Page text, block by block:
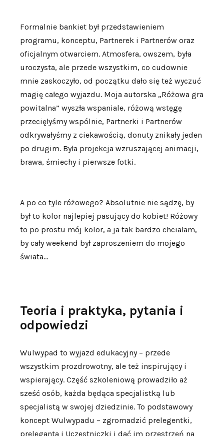
Formalnie bankiet był przedstawieniem
programu, konceptu, Partnerek i Partnerów oraz
oficjalnym otwarciem. Atmosfera, owszem, była
uroczysta, ale przede wszystkim, co cudownie
mnie zaskoczyło, od początku dało się też wyczuć
magię całego wyjazdu. Moja autorska „Różowa gra
powitalna” wyszła wspaniale, różową wstęgę
przecięłyśmy wspólnie, Partnerki i Partnerów
odkrywałyśmy z ciekawością, donuty znikały jeden
po drugim. Była projekcja wzruszającej animacji,
brawa, śmiechy i pierwsze fotki.
A po co tyle różowego? Absolutnie nie sądzę, by
był to kolor najlepiej pasujący do kobiet! Różowy
to po prostu mój kolor, a ja tak bardzo chciałam,
by cały weekend był zaproszeniem do mojego
świata…
Teoria i praktyka, pytania i
odpowiedzi
Wulwypad to wyjazd edukacyjny – przede
wszystkim prozdrowotny, ale też inspirujący i
wspierający. Część szkoleniową prowadziło aż
sześć osób, każda będąca specjalistką lub
specjalistą w swojej dziedzinie. To podstawowy
koncept Wulwypadu – zgromadzić prelegentki,
preleganta i Uczestniczki i dać im przestrzeń na